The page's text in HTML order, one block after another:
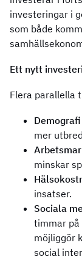
investeringar i
som både
Ett nytt
Flera parallella
Demografi
mer
minskar
insatser.
Sociala
timmar på
möjliggör
social